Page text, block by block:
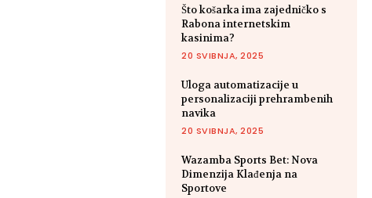
Što košarka ima zajedničko s
Rabona internetskim
kasinima?
20 SVIBNJA, 2025
Uloga automatizacije u
personalizaciji prehrambenih
navika
20 SVIBNJA, 2025
Wazamba Sports Bet: Nova
Dimenzija Klađenja na
Sportove